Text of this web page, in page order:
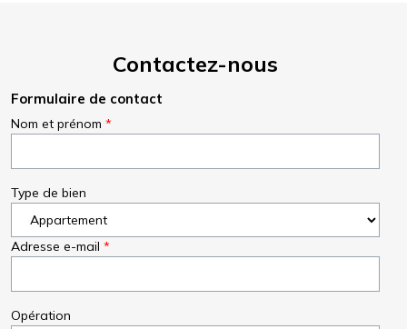
Contactez-nous
Formulaire de contact
Nom et prénom
Type de bien
Adresse e-mail
Opération